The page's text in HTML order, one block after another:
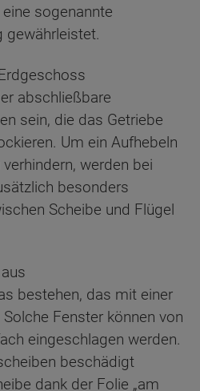
sogenannte
gewährleistet.
abschließbare
sein, die das Getriebe
Um ein Aufhebeln
werden bei
besonders
Scheibe und Flügel
bestehen, das mit einer
Fenster können von
eingeschlagen werden.
beschädigt
dank der Folie „am